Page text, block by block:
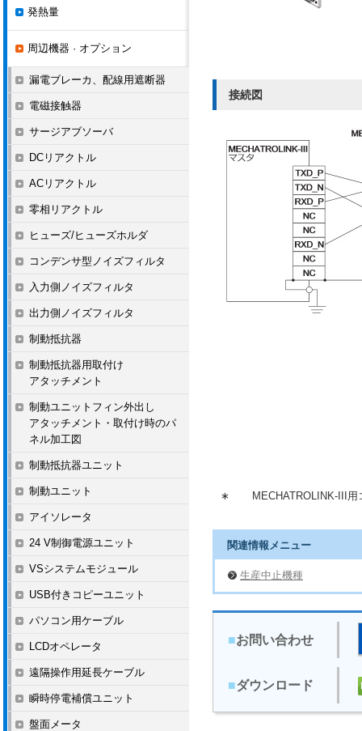
接続図
∗ MECHATROLINK-III
関連情報メニュー
生産中止機種
■お問い合わせ
■ダウンロード
発熱量
周辺機器 · オプション
漏電ブレーカ、配線用遮断器
電磁接触器
サージアブソーバ
DCリアクトル
ACリアクトル
零相リアクトル
ヒューズ/ヒューズホルダ
コンデンサ型ノイズフィルタ
入力側ノイズフィルタ
出力側ノイズフィルタ
制動抵抗器
制動抵抗器用取付け
アタッチメント
制動ユニットフィン外出し
アタッチメント・取付け時のパ
ネル加工図
制動抵抗器ユニット
制動ユニット
アイソレータ
24 V制御電源ユニット
VSシステムモジュール
USB付きコピーユニット
パソコン用ケーブル
LCDオペレータ
遠隔操作用延長ケーブル
瞬時停電補償ユニット
盤面メータ